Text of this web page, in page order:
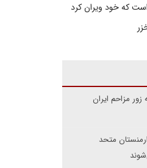
که خود ویران کرد
زور مزاحم ایران
متحد